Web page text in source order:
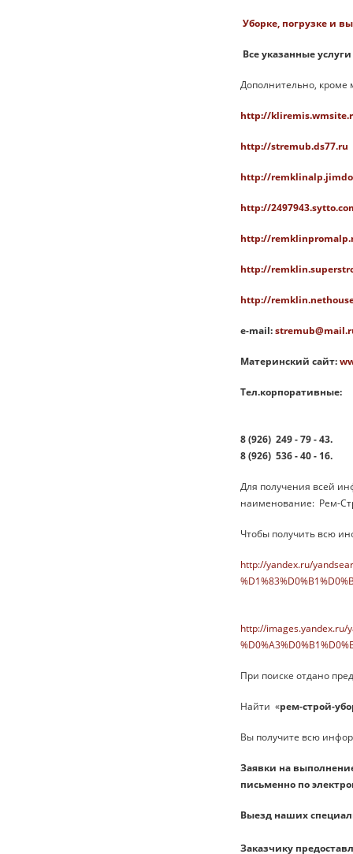
Уборке, погрузке и
Все указанные
Дополнительно,
http://
http://stremub.ds77.ru
http://
http://
http://
http://
http://
e-mail:
Материнский сайт:
Тел.корпоративные:
8 (926) 249-79-43.
8 (926) 536-40- 16.
Для получения всей
наименование: Рем-
Чтобы получить всю
http://yandex.ru/
http://images.yandex.ru/
При поиске отдано
Найти «рем-строй-
Вы получите всю
Заявки на
письменно по
Выезд наших
Заказчику